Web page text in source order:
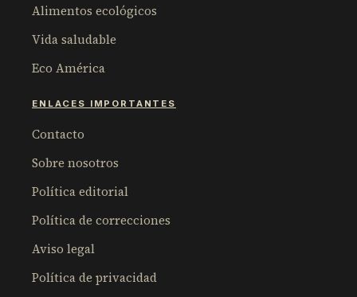
Alimentos ecológicos
Vida saludable
Eco América
ENLACES IMPORTANTES
Contacto
Sobre nosotros
Política editorial
Política de correcciones
Aviso legal
Política de privacidad